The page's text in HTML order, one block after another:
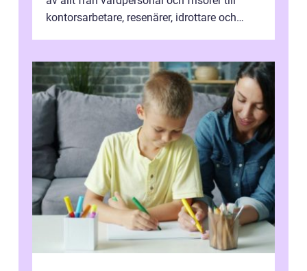
kontorsarbetare, resenärer, idrottare och